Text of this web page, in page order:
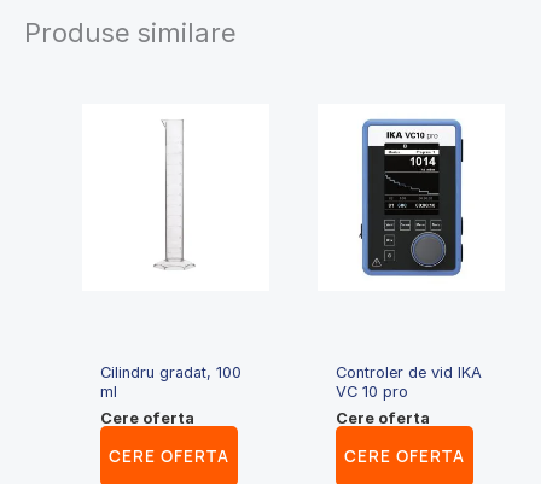
Produse similare
Cilindru gradat, 100
ml
Cere oferta
CERE OFERTA
Controler de vid IKA
VC 10 pro
Cere oferta
CERE OFERTA